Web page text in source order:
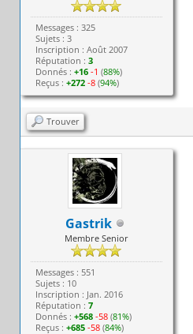
Messages : 325
Sujets : 3
Inscription : Août 2007
Réputation : 3
Donnés : +16 -1 (88%)
Reçus : +272 -8(94%)
Trouver
Gastrik
Membre Senior
Messages : 551
Sujets : 10
Inscription : Jan. 2016
Réputation : 7
Donnés : +568 -58(81%)
Reçus : +685 -58(84%)